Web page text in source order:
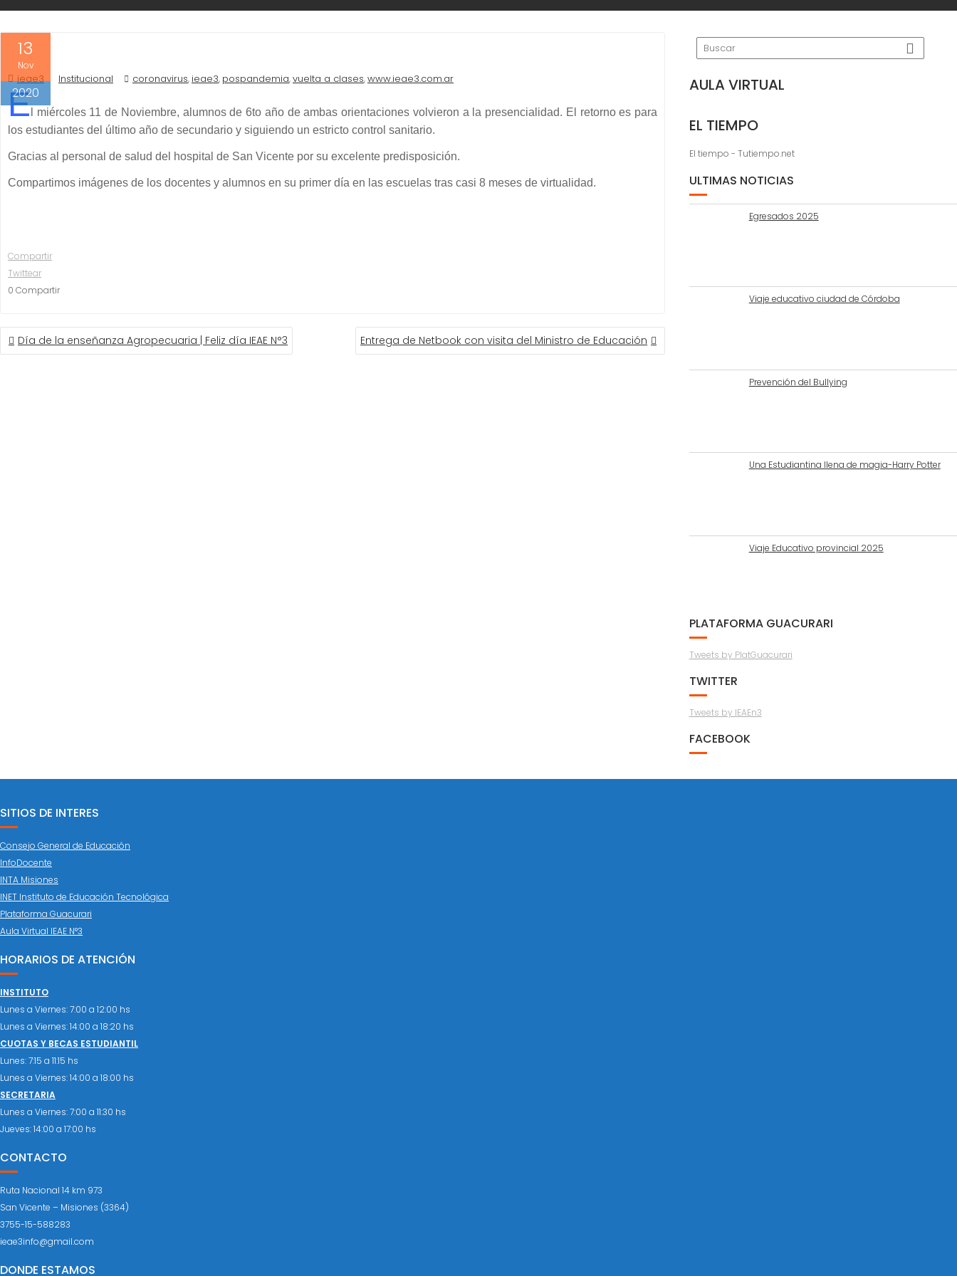
13
Nov
2020
ieae3 Institucional coronavirus, ieae3, pospandemia,vuelta a clases,www.ieae3.com.ar
E l miércoles 11 de Noviembre, alumnos de 6to año de ambas orientaciones volvieron a la presencialidad. El retorno es para
los estudiantes del último año de secundario y siguiendo un estricto control sanitario.
Gracias al personal de salud del hospital de San Vicente por su excelente predisposición.
Compartimos imágenes de los docentes y alumnos en su primer día en las escuelas tras casi 8 meses de virtualidad.
Compartir
Twittear
0 Compartir
NAVEGACIÓN
DE
Día de la enseñanza Agropecuaria | Feliz día IEAE N°3 Entrega de Netbook con visita del Ministro de Educación
AULA VIRTUAL
EL TIEMPO
El tiempo - Tutiempo.net
ULTIMAS NOTICIAS
Egresados 2025
Viaje educativo ciudad de Córdoba
Prevención del Bullying
Una Estudiantina llena de magia-Harry Potter
Viaje Educativo provincial 2025
PLATAFORMA GUACURARI
Tweets by PlatGuacurari
TWITTER
Tweets by IEAEn3
FACEBOOK
SITIOS DE INTERES
Consejo General de Educación
InfoDocente
INTA Misiones
INET Instituto de Educación Tecnológica
Plataforma Guacurari
Aula Virtual IEAE N°3
HORARIOS DE ATENCIÓN
INSTITUTO
Lunes a Viernes: 7:00 a 12:00 hs
Lunes a Viernes: 14:00 a 18:20 hs
CUOTAS Y BECAS ESTUDIANTIL
Lunes: 7:15 a 11:15 hs
Lunes a Viernes: 14:00 a 18:00 hs
SECRETARIA
Lunes a Viernes: 7:00 a 11:30 hs
Jueves: 14:00 a 17:00 hs
CONTACTO
Ruta Nacional 14 km 973
San Vicente – Misiones (3364)
3755-15-588283
ieae3info@gmail.com
DONDE ESTAMOS